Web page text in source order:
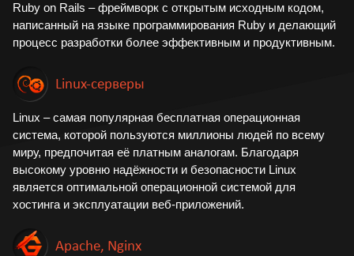
Ruby on Rails – фреймворк с открытым исходным кодом,
написанный на языке программирования Ruby и делающий
процесс разработки более эффективным и продуктивным.
Linux-серверы
Linux – cамая популярная бесплатная операционная
система, которой пользуются миллионы людей по всему
миру, предпочитая её платным аналогам. Благодаря
высокому уровню надёжности и безопасности Linux
является оптимальной операционной системой для
хостинга и эксплуатации веб-приложений.
Apache, Nginx